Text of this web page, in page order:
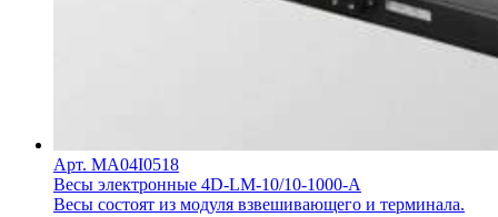
Арт. MA04I0518
Весы электронные 4D-LM-10/10-1000-A
Весы состоят из модуля взвешивающего и терминала.